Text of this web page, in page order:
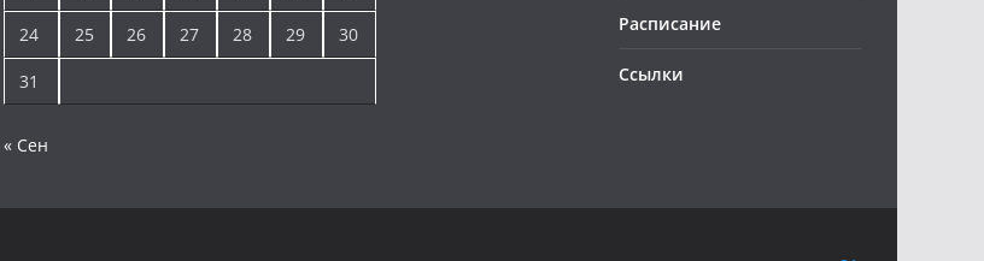
24 25 26 27 28 29 30
31
« Сен
Расписание
Ссылки